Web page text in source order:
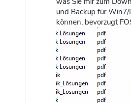
und Backup für
können, bevorzugt